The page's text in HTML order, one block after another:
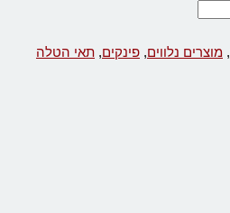
, מוצרים נלווים, פינקים, תאי הטלה